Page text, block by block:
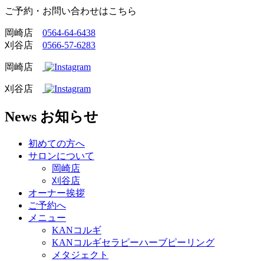
ご予約・お問い合わせはこちら
岡崎店 0564-64-6438
刈谷店 0566-57-6283
岡崎店
刈谷店
News お知らせ
初めての方へ
サロンについて
岡崎店
刈谷店
オーナー挨拶
ご予約へ
メニュー
KANコルギ
KANコルギセラピーハーブピーリング
メタジェクト